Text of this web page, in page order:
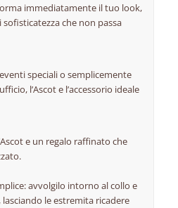
immediatamente il tuo look,
che non passa
speciali o semplicemente
l’Ascot e l’accessorio ideale
e un regalo raffinato che
avvolgilo intorno al collo e
le estremita ricadere